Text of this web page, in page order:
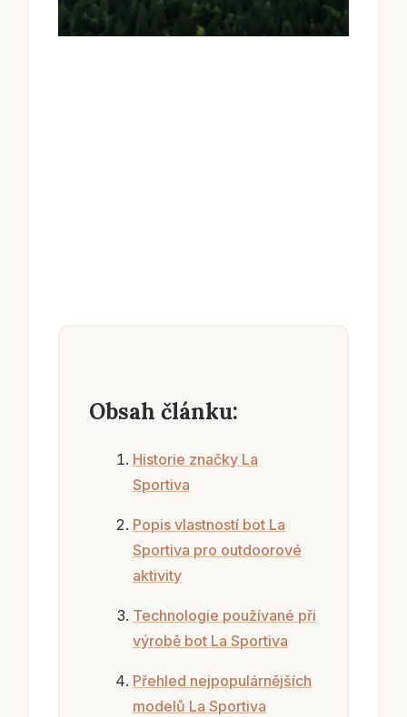
Obsah článku:
Historie značky La
Sportiva
Popis vlastností bot La
Sportiva pro outdoorové
aktivity
Technologie používané při
výrobě bot La Sportiva
Přehled nejpopulárnějších
modelů La Sportiva